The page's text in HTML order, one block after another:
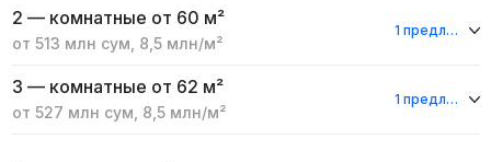
2 — комнатные от 60 м²
от 513 млн сум 8,5 млн/м²
1 предложение
3 — комнатные от 62 м²
от 527 млн сум 8,5 млн/м²
1 предложение